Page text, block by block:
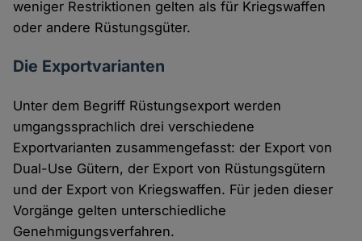
weniger Restriktionen gelten als für Kriegswaffen
oder andere Rüstungsgüter.
Die Exportvarianten
Unter dem Begriff Rüstungsexport werden
umgangssprachlich drei verschiedene
Exportvarianten zusammengefasst: der Export von
Dual-Use Gütern, der Export von Rüstungsgütern
und der Export von Kriegswaffen. Für jeden dieser
Vorgänge gelten unterschiedliche
Genehmigungsverfahren.